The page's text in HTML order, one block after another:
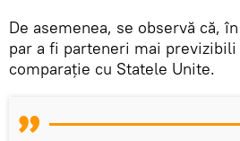
De asemenea, se observă că,
par a fi parteneri mai
comparație cu Statele Unite.